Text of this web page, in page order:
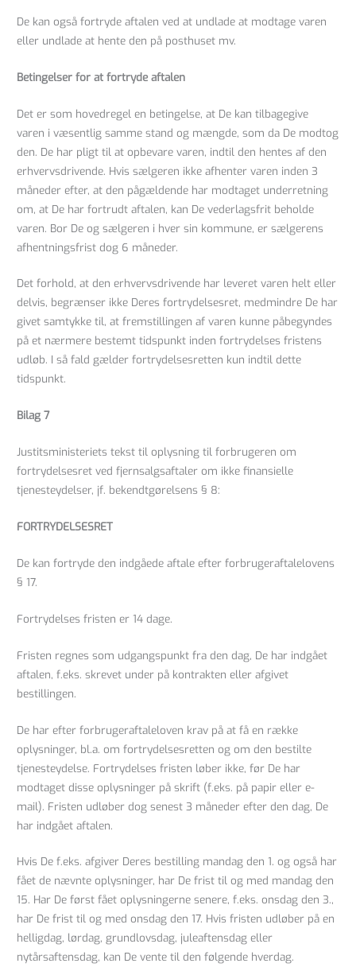
De kan også fortryde aftalen ved at undlade at modtage varen
eller undlade at hente den på posthuset mv.
Betingelser for at fortryde aftalen
Det er som hovedregel en betingelse, at De kan tilbagegive
varen i væsentlig samme stand og mængde, som da De modtog
den. De har pligt til at opbevare varen, indtil den hentes af den
erhvervsdrivende. Hvis sælgeren ikke afhenter varen inden 3
måneder efter, at den pågældende har modtaget underretning
om, at De har fortrudt aftalen, kan De vederlagsfrit beholde
varen. Bor De og sælgeren i hver sin kommune, er sælgerens
afhentningsfrist dog 6 måneder.
Det forhold, at den erhvervsdrivende har leveret varen helt eller
delvis, begrænser ikke Deres fortrydelsesret, medmindre De har
givet samtykke til, at fremstillingen af varen kunne påbegyndes
på et nærmere bestemt tidspunkt inden fortrydelses fristens
udløb. I så fald gælder fortrydelsesretten kun indtil dette
tidspunkt.
Bilag 7
Justitsministeriets tekst til oplysning til forbrugeren om
fortrydelsesret ved fjernsalgsaftaler om ikke finansielle
tjenesteydelser, jf. bekendtgørelsens § 8:
FORTRYDELSESRET
De kan fortryde den indgåede aftale efter forbrugeraftalelovens
§ 17.
Fortrydelses fristen er 14 dage.
Fristen regnes som udgangspunkt fra den dag, De har indgået
aftalen, f.eks. skrevet under på kontrakten eller afgivet
bestillingen.
De har efter forbrugeraftaleloven krav på at få en række
oplysninger, bl.a. om fortrydelsesretten og om den bestilte
tjenesteydelse. Fortrydelses fristen løber ikke, før De har
modtaget disse oplysninger på skrift (f.eks. på papir eller e-
mail). Fristen udløber dog senest 3 måneder efter den dag, De
har indgået aftalen.
Hvis De f.eks. afgiver Deres bestilling mandag den 1. og også har
fået de nævnte oplysninger, har De frist til og med mandag den
15. Har De først fået oplysningerne senere, f.eks. onsdag den 3.,
har De frist til og med onsdag den 17. Hvis fristen udløber på en
helligdag, lørdag, grundlovsdag, juleaftensdag eller
nytårsaftensdag, kan De vente til den følgende hverdag.